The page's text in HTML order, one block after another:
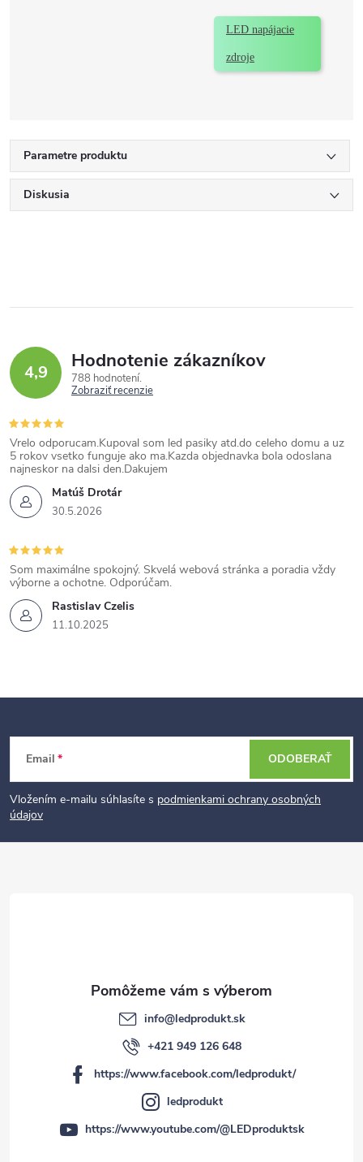
LED napájacie
zdroje
Parametre produktu
Diskusia
4,9 Hodnotenie zákazníkov
788 hodnotení
Zobraziť recenzie
Matúš Drotár
30.5.2026
Vrelo odporucam.Kupoval som led pasiky atd.do celeho domu a uz
5 rokov vsetko funguje ako ma.Kazda objednavka bola odoslana
najneskor na dalsi den.Dakujem
Rastislav Czelis
11.10.2025
Som maximálne spokojný. Skvelá webová stránka a poradia vždy
výborne a ochotne. Odporúčam.
t
Email
Vložením e-mailu súhlasíte s podmienkami ochrany osobných
údajov
ODOBERAŤ
info@ledprodukt.sk
+421 949 126 648
https://www.facebook.com/ledprodukt/
ledprodukt
https://www.youtube.com/@LEDproduktsk